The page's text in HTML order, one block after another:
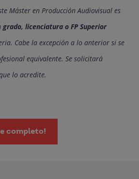
Máster en Producción Audiovisual es
grado, licenciatura o FP Superior
Cabe la excepción a lo anterior si se
equivalente. Se solicitará
lo acredite.
completo!